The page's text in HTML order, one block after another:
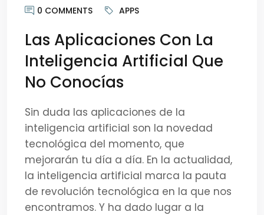
0 COMMENTS
APPS
Las Aplicaciones Con La
Inteligencia Artificial Que
No Conocías
Sin duda las aplicaciones de la
inteligencia artificial son la novedad
tecnológica del momento, que
mejorarán tu día a día. En la actualidad,
la inteligencia artificial marca la pauta
de revolución tecnológica en la que nos
encontramos. Y ha dado lugar a la